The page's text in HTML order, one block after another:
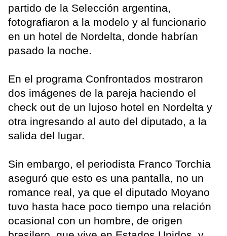
partido de la Selección argentina,
fotografiaron a la modelo y al funcionario
en un hotel de Nordelta, donde habrían
pasado la noche.
En el programa Confrontados mostraron
dos imágenes de la pareja haciendo el
check out de un lujoso hotel en Nordelta y
otra ingresando al auto del diputado, a la
salida del lugar.
Sin embargo, el periodista Franco Torchia
aseguró que esto es una pantalla, no un
romance real, ya que el diputado Moyano
tuvo hasta hace poco tiempo una relación
ocasional con un hombre, de origen